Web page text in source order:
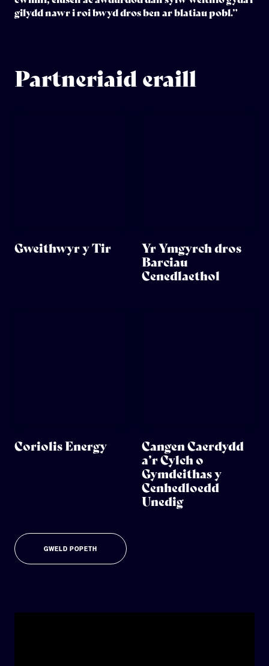
gilydd nawr i roi bwyd dros ben ar blatiau pobl.”
Partneriaid eraill
Gweithwyr y Tir
Yr Ymgyrch dros
Barciau
Cenedlaethol
Coriolis Energy
Cangen Caerdydd
a’r Cylch o
Gymdeithas y
Cenhedloedd
Unedig
GWELD POPETH